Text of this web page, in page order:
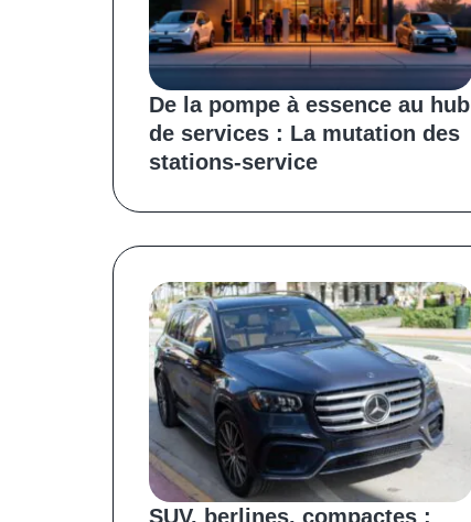
De la pompe à essence au hub
de services : La mutation des
stations-service
SUV, berlines, compactes :